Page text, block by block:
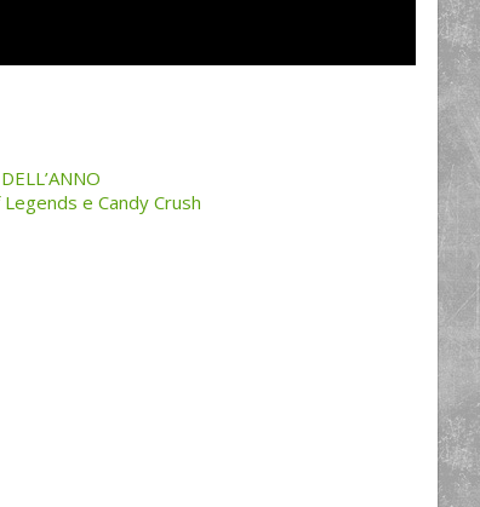
e Candy Crush